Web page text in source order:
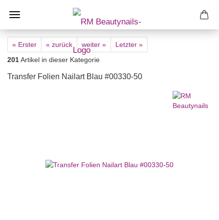
« Erster « zurück weiter »
Letzter »
201Artikel in dieser Kategorie
Transfer Folien Nailart Blau #00330-50